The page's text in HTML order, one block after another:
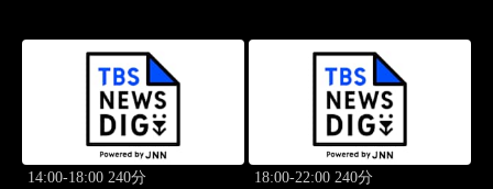
14:00-18:00 240分 18:00-22:00 240分